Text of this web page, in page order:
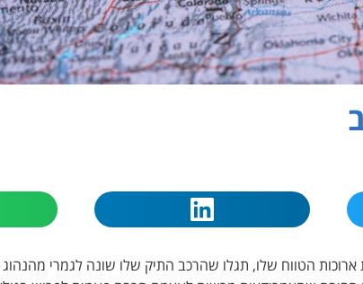
הטווח שלו, תגלו שהרכב התיק שלו שונה לגמרי